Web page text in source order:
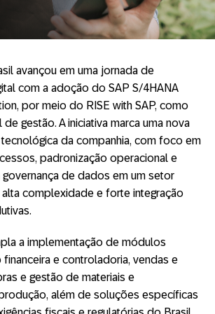
avançou em uma jornada de
com a adoção do SAP S/4HANA
por meio do RISE with SAP, como
gestão. A iniciativa marca uma nova
da companhia, com foco em
padronização operacional e
de dados em um setor
complexidade e forte integração
a implementação de módulos
e controladoria, vendas e
e gestão de materiais e
além de soluções específicas